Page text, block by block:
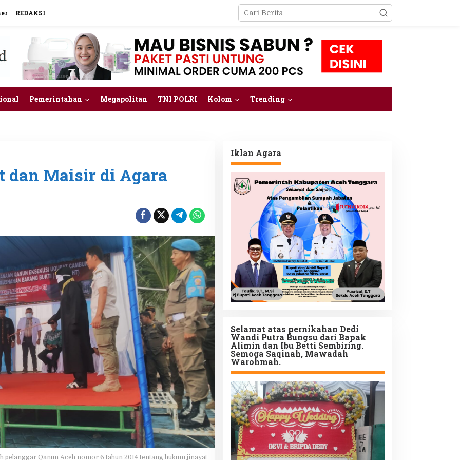
REDAKSI
Pemerintahan Megapolitan TNI POLRI Kolom Trending
dan Maisir di Agara
pelanggar Qanun Aceh nomor 6 tahun 2014 tentang hukum jinayat
Iklan Agara
Selamat atas pernikahan Dedi
Wandi Putra Bungsu dari Bapak
Alimin dan Ibu Betti Sembiring.
Semoga Saqinah, Mawadah
Warohmah.